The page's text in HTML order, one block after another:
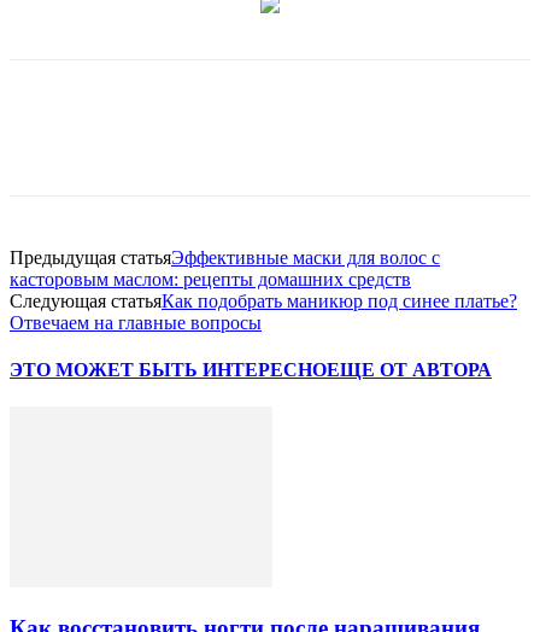
Предыдущая статьяЭффективные маски для волос с
касторовым маслом: рецепты домашних средств
Следующая статьяКак подобрать маникюр под синее платье?
Отвечаем на главные вопросы
ЭТО МОЖЕТ БЫТЬ ИНТЕРЕСНОЕЩЕ ОТ АВТОРА